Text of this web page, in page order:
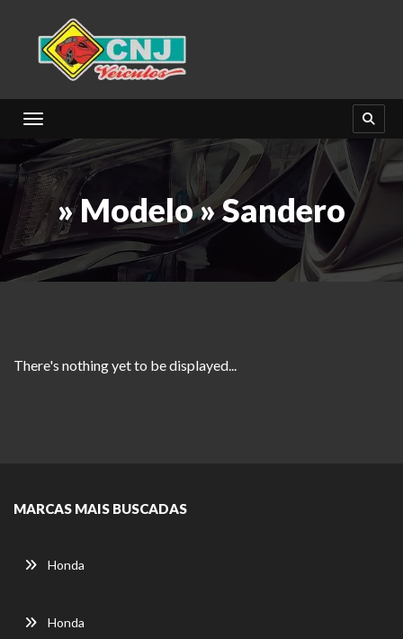
Toggle navigation
» Modelo » Sandero
There's nothing yet to be displayed...
MARCAS MAIS BUSCADAS
Honda
Honda